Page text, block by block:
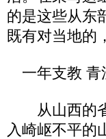
的是这些从东
既有对当地的
一年支教 青
从山西的省
入崎岖不平的